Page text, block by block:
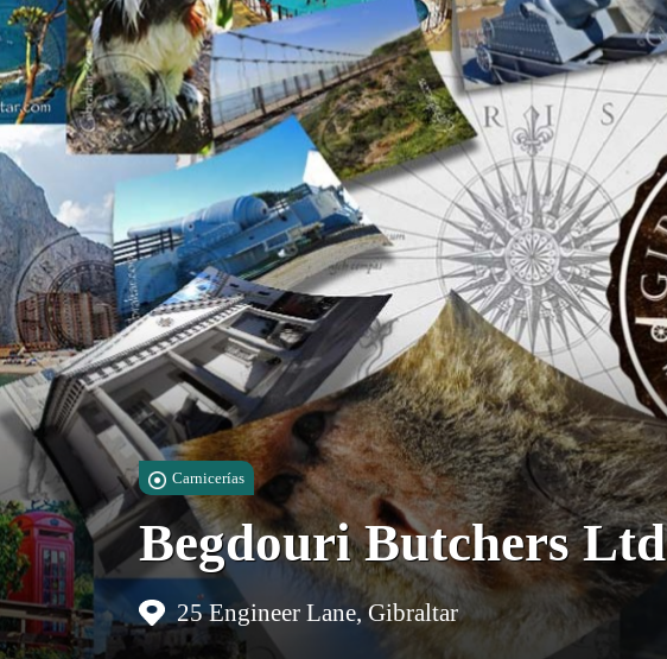
Carnicerías
Begdouri Butchers Ltd
25 Engineer Lane, Gibraltar